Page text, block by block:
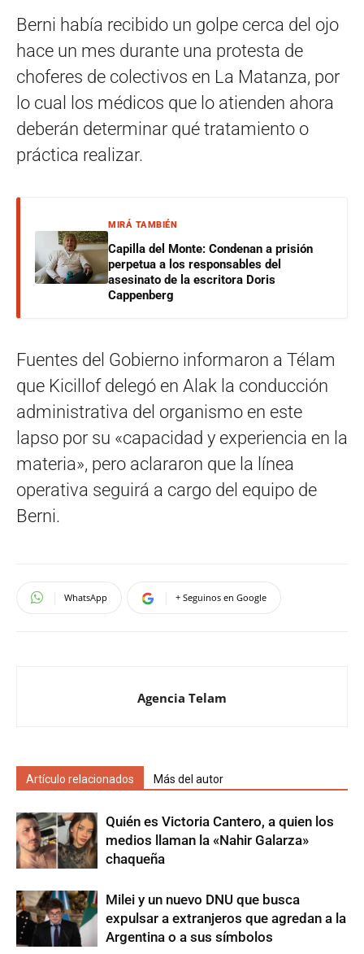
Berni había recibido un golpe cerca del ojo
hace un mes durante una protesta de
choferes de colectivos en La Matanza, por
lo cual los médicos que lo atienden ahora
deberán determinar qué tratamiento o
práctica realizar.
MIRÁ TAMBIÉN
Capilla del Monte: Condenan a prisión
perpetua a los responsables del
asesinato de la escritora Doris
Cappenberg
Fuentes del Gobierno informaron a Télam
que Kicillof delegó en Alak la conducción
administrativa del organismo en este
lapso por su «capacidad y experiencia en la
materia», pero aclararon que la línea
operativa seguirá a cargo del equipo de
Berni.
WhatsApp + Seguinos en Google
Agencia Telam
Artículo relacionados Más del autor
Quién es Victoria Cantero, a quien los
medios llaman la «Nahir Galarza»
chaqueña
Milei y un nuevo DNU que busca
expulsar a extranjeros que agredan a la
Argentina o a sus símbolos